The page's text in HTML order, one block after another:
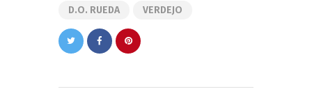
D.O. RUEDA VERDEJO